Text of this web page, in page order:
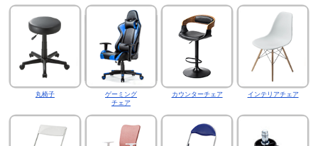
丸椅子
ゲーミング
チェア
カウンターチェア インテリアチェア